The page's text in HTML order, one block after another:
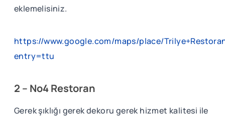
eklemelisiniz.
https://www.google.com/maps/place/
entry=ttu
2 – No4 Restoran
Gerek şıklığı gerek dekoru gerek hizmet kalitesi ile